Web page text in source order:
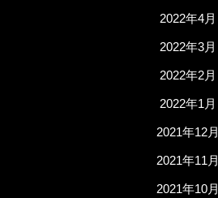
2022年4月
2022年3月
2022年2月
2022年1月
2021年12月
2021年11月
2021年10月